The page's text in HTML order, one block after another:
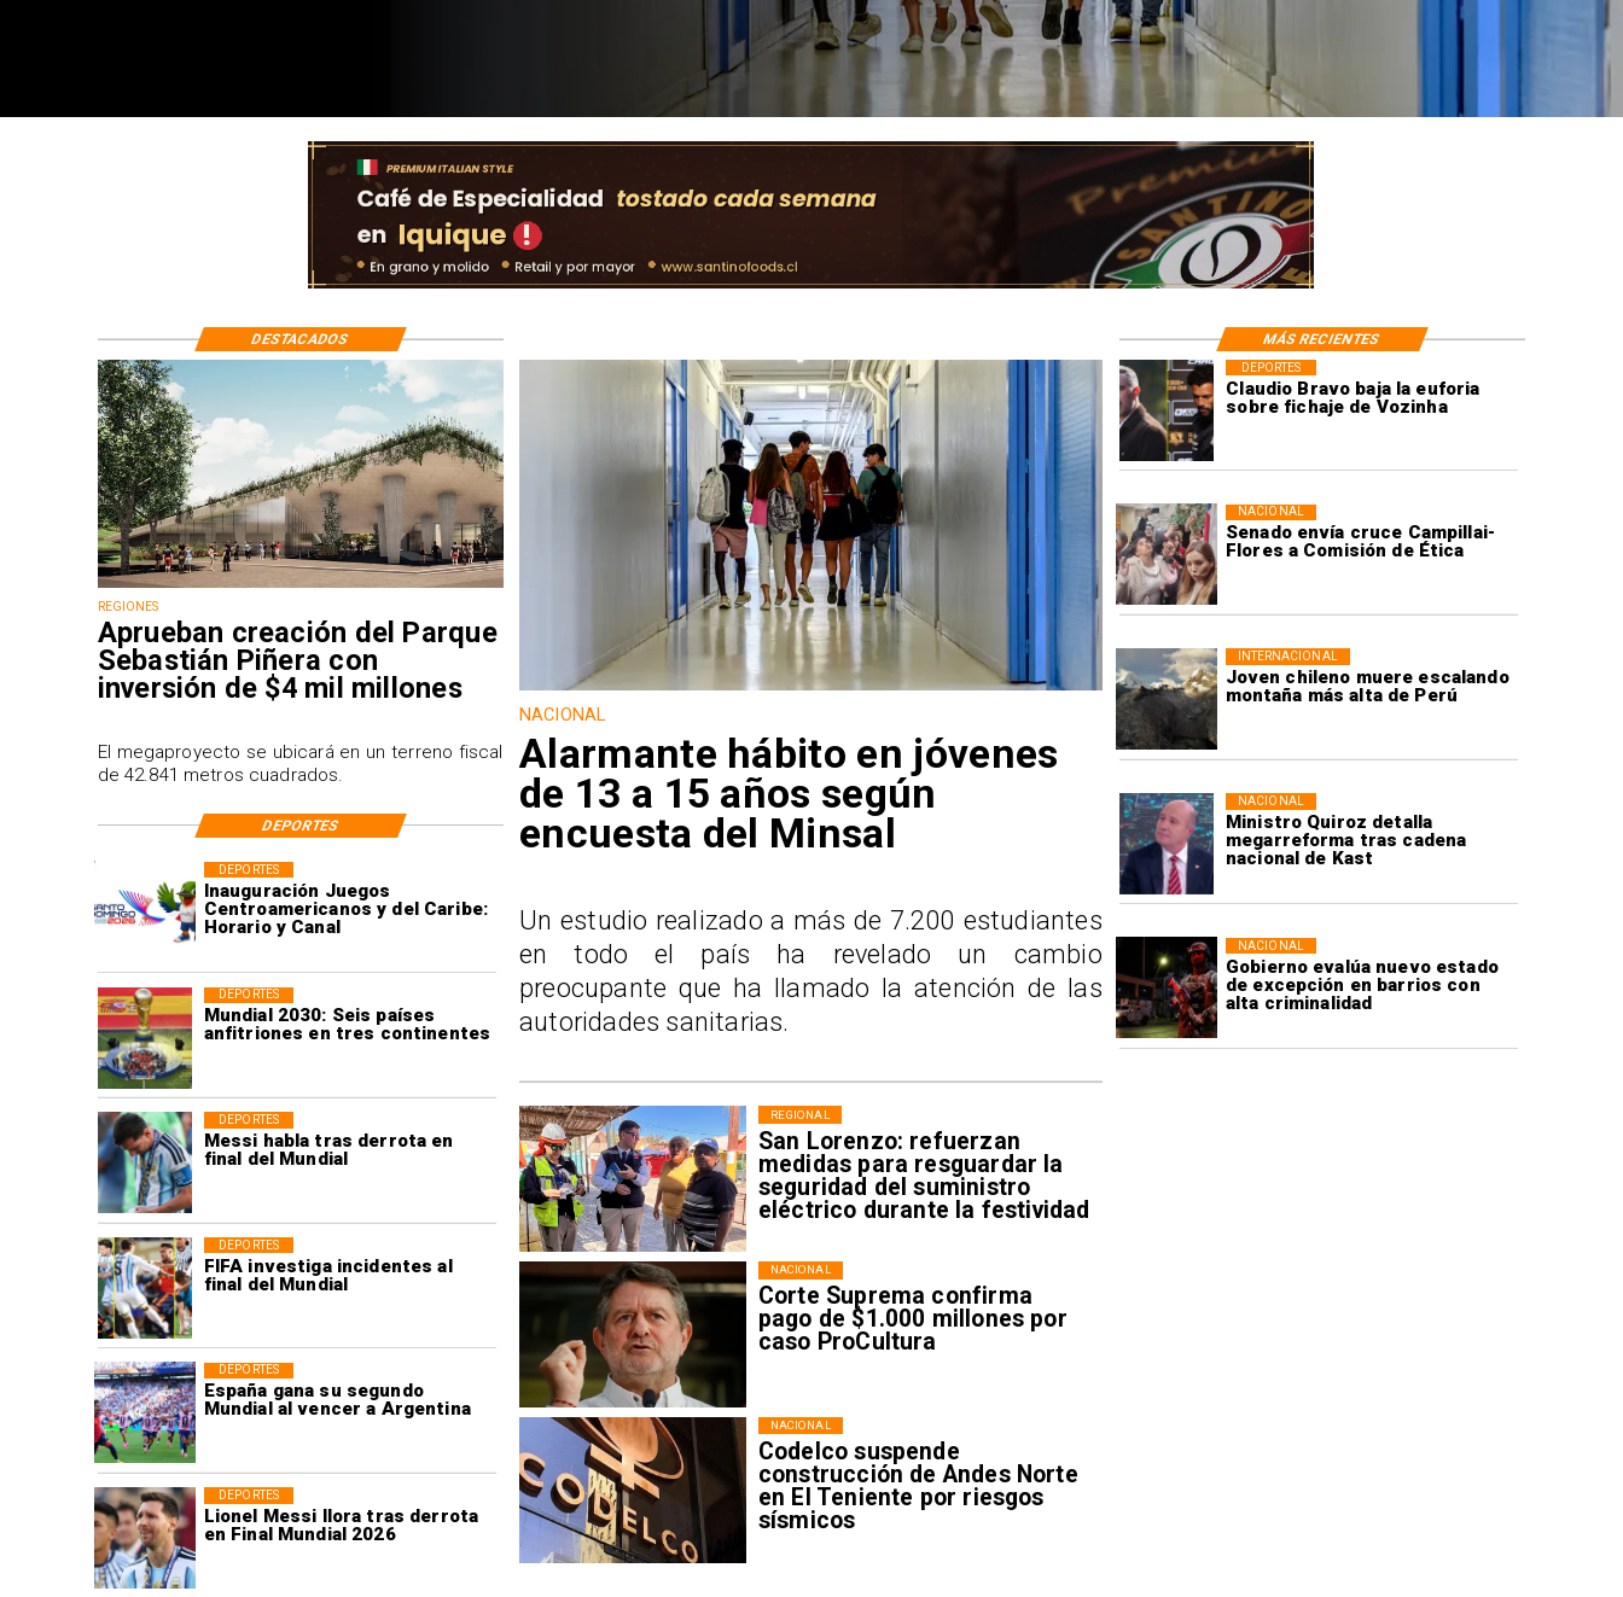
Claudio Bravo baja la euforia
sobre fichaje de Vozinha
DEPORTES
Senado envía cruce Campillai-
Flores a Comisión de Ética
NACIONAL
Joven chileno muere escalando
montaña más alta de Perú
INTERNACIONAL
Ministro Quiroz detalla
megarreforma tras cadena
nacional de Kast
NACIONAL
Gobierno evalúa nuevo estado
de excepción en barrios con
alta criminalidad
NACIONAL
Inauguración Juegos
Centroamericanos y del Caribe:
Horario y Canal
DEPORTES
Mundial 2030: Seis países
anfitriones en tres continentes
DEPORTES
Messi habla tras derrota en
final del Mundial
DEPORTES
FIFA investiga incidentes al
final del Mundial
DEPORTES
España gana su segundo
Mundial al vencer a Argentina
DEPORTES
Lionel Messi llora tras derrota
en Final Mundial 2026
DEPORTES
San Lorenzo: refuerzan
medidas para resguardar la
seguridad del suministro
eléctrico durante la festividad
REGIONAL
Corte Suprema confirma
pago de $1.000 millones por
caso ProCultura
NACIONAL
Codelco suspende
construcción de Andes Norte
en El Teniente por riesgos
sísmicos
NACIONAL
REGIONES
Aprueban creación del Parque
Sebastián Piñera con
inversión de $4 mil millones
El megaproyecto se ubicará en un terreno fiscal
de 42.841 metros cuadrados.
NACIONAL
Alarmante hábito en jóvenes
de 13 a 15 años según
encuesta del Minsal
Un estudio realizado a más de 7.200 estudiantes
en todo el país ha revelado un cambio
preocupante que ha llamado la atención de las
autoridades sanitarias.
DESTACADOS MÁS RECIENTES
DEPORTES